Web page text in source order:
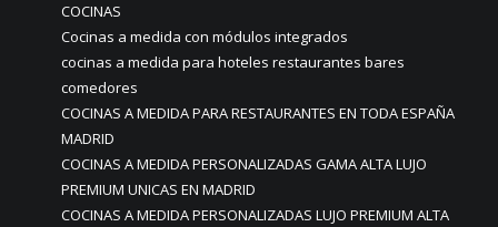
COCINAS
Cocinas a medida con módulos integrados
cocinas a medida para hoteles restaurantes bares
comedores
COCINAS A MEDIDA PARA RESTAURANTES EN TODA ESPAÑA
MADRID
COCINAS A MEDIDA PERSONALIZADAS GAMA ALTA LUJO
PREMIUM UNICAS EN MADRID
COCINAS A MEDIDA PERSONALIZADAS LUJO PREMIUM ALTA